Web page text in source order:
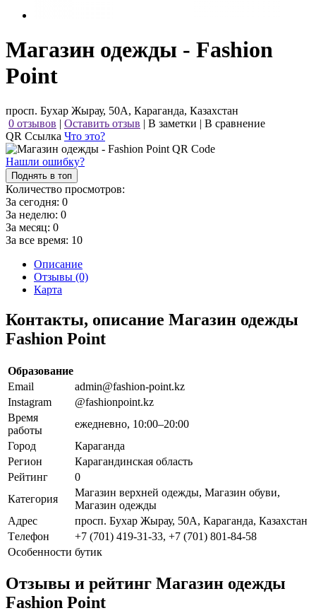
Магазин одежды - Fashion
Point
просп. Бухар Жырау, 50А, Караганда, Казахстан
0 отзывов | Оставить отзыв | В заметки | В сравнение
QR Ссылка Что это?
Нашли ошибку?
Поднять в топ
Количество просмотров:
За сегодня: 0
За неделю: 0
За месяц: 0
За все время: 10
Описание
Отзывы (0)
Карта
Контакты, описание Магазин одежды
Fashion Point
Образование
Email
admin@fashion-point.kz
Instagram
@fashionpoint.kz
Время
работы
ежедневно, 10:00–20:00
Город
Караганда
Регион
Карагандинская область
Рейтинг
0
Категория
Магазин верхней одежды, Магазин обуви,
Магазин одежды
Адрес
просп. Бухар Жырау, 50А, Караганда, Казахстан
Телефон
+7 (701) 419-31-33, +7 (701) 801-84-58
Особенности бутик
Отзывы и рейтинг Магазин одежды
Fashion Point